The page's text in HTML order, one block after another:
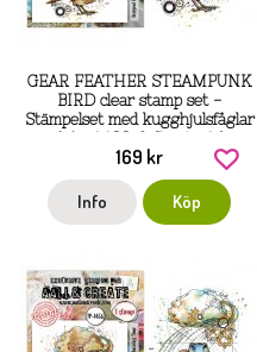
GEAR FEATHER STEAMPUNK
BIRD clear stamp set -
Stämpelset med kugghjulsfåglar
169 kr
Info Köp